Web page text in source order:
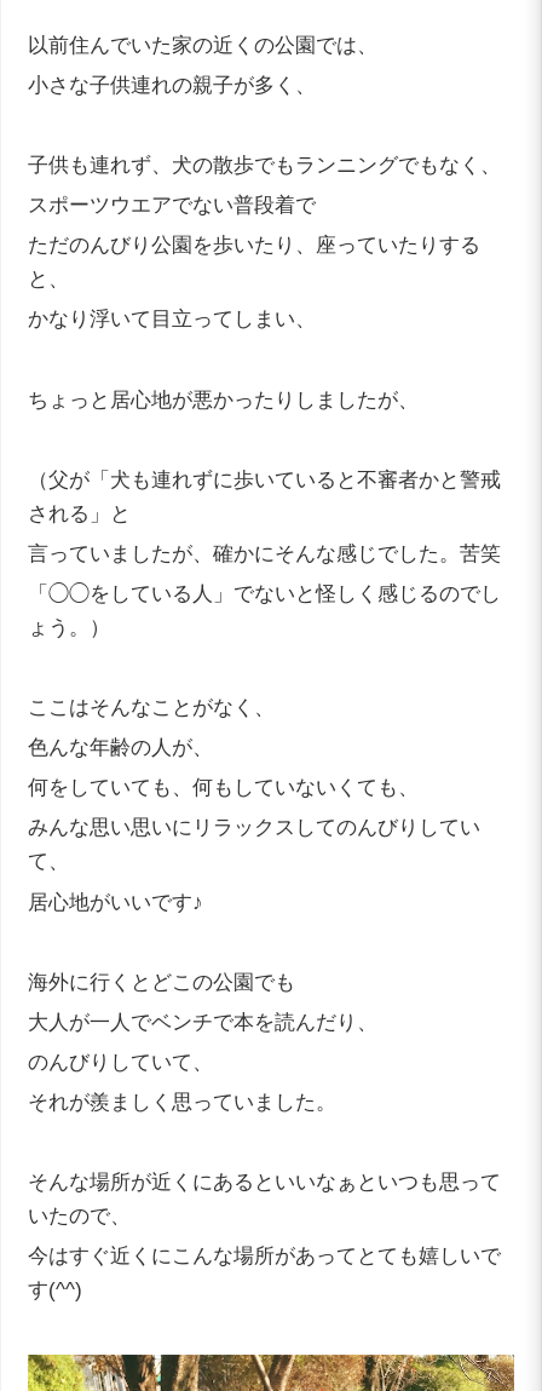
以前住んでいた家の近くの公園では、
小さな子供連れの親子が多く、
子供も連れず、犬の散歩でもランニングでもなく、
スポーツウエアでない普段着で
ただのんびり公園を歩いたり、座っていたりする
と、
かなり浮いて目立ってしまい、
ちょっと居心地が悪かったりしましたが、
（父が「犬も連れずに歩いていると不審者かと警戒
される」と
言っていましたが、確かにそんな感じでした。苦笑
「◯◯をしている人」でないと怪しく感じるのでし
ょう。）
ここはそんなことがなく、
色んな年齢の人が、
何をしていても、何もしていないくても、
みんな思い思いにリラックスしてのんびりしてい
て、
居心地がいいです♪
海外に行くとどこの公園でも
大人が一人でベンチで本を読んだり、
のんびりしていて、
それが羨ましく思っていました。
そんな場所が近くにあるといいなぁといつも思って
いたので、
今はすぐ近くにこんな場所があってとても嬉しいで
す(^^)